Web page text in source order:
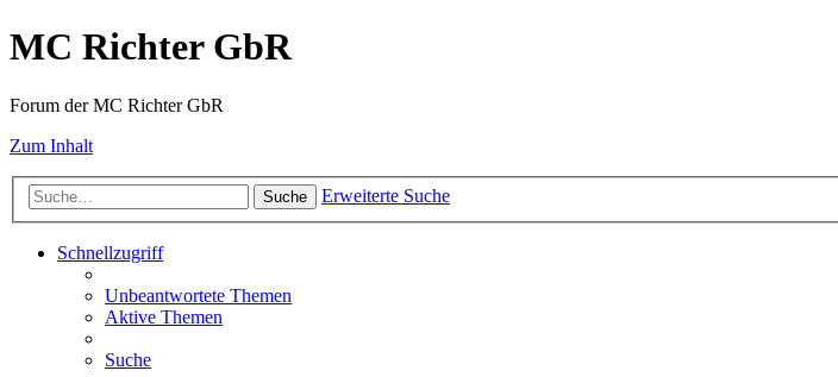
MC Richter GbR
Forum der MC Richter GbR
Zum Inhalt
Suche Erweiterte Suche
Schnellzugriff
Unbeantwortete Themen
Aktive Themen
Suche